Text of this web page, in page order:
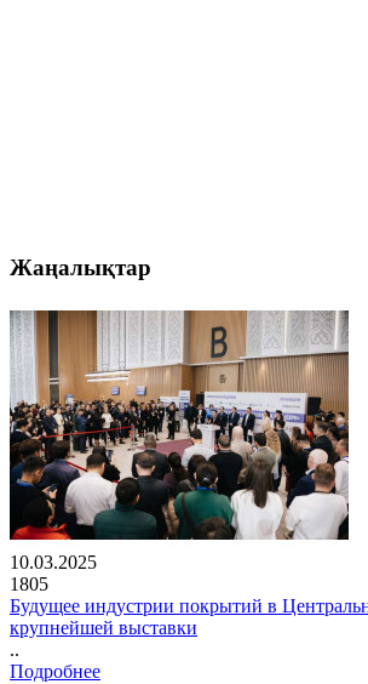
Жаңалықтар
10.03.2025
1805
Будущее индустрии покрытий в
крупнейшей выставки
..
Подробнее